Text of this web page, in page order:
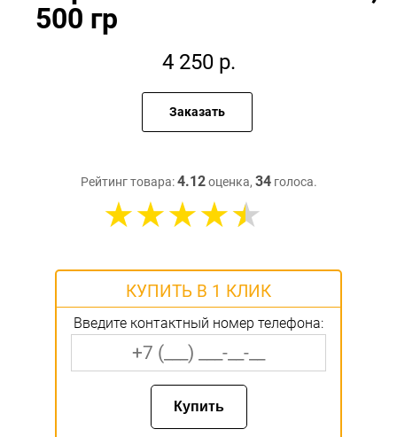
500 гр
4 250 р.
Заказать
Рейтинг товара:4.12оценка, 34голоса.
КУПИТЬ В 1 КЛИК
Введите контактный номер телефона: